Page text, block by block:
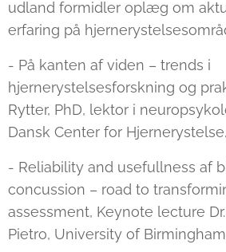
udland formidler oplæg om
erfaring på
- På kanten af viden – trends i
hjernerystelsesforskning og
Rytter, PhD, lektor i
Dansk Center for
- Reliability and usefullness af
concussion – road to
assessment, Keynote lecture
Pietro, University of